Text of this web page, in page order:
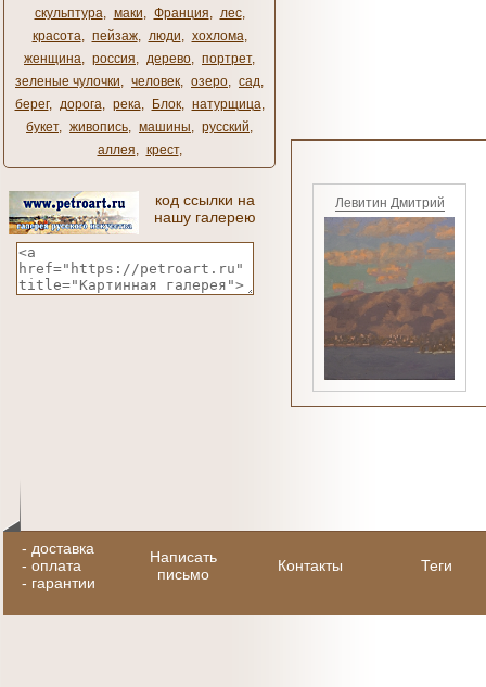
скульптура, маки, Франция, лес,
красота, пейзаж, люди, хохлома,
женщина, россия, дерево, портрет,
зеленые чулочки, человек, озеро, сад,
берег, дорога, река, Блок, натурщица,
букет, живопись, машины, русский,
аллея, крест,
код ссылки на
нашу галерею
Левитин Дмитрий
- доставка
- оплата
- гарантии
Написать
письмо
Контакты Теги